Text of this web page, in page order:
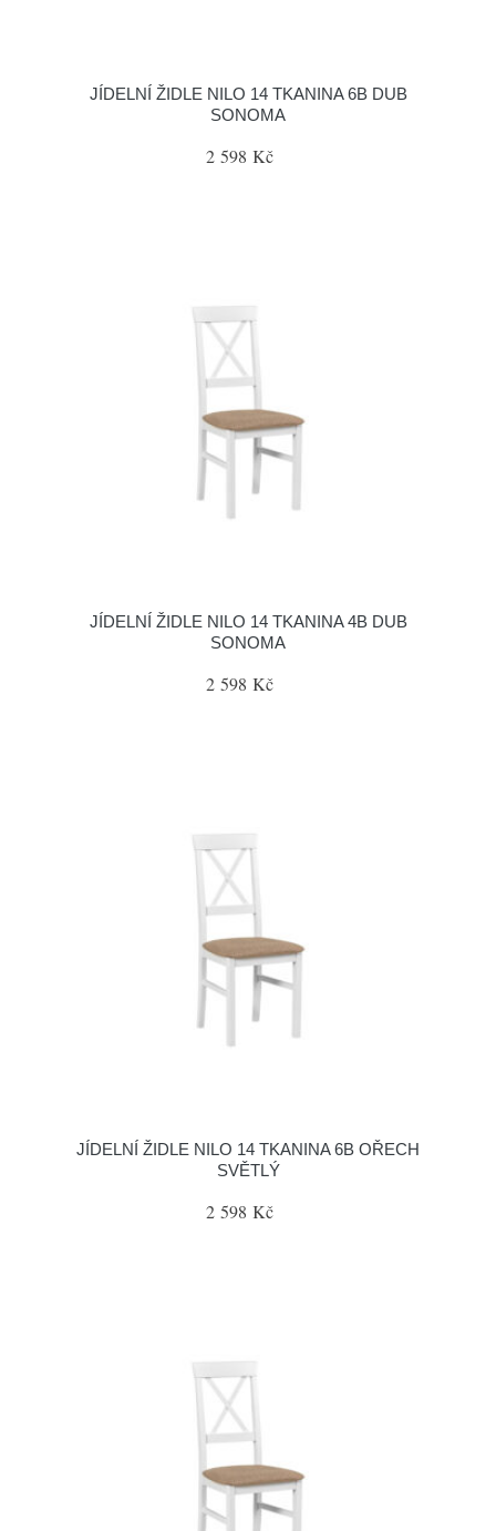
JÍDELNÍ ŽIDLE NILO 14 TKANINA 6B DUB
SONOMA
2 598 Kč
JÍDELNÍ ŽIDLE NILO 14 TKANINA 4B DUB
SONOMA
2 598 Kč
JÍDELNÍ ŽIDLE NILO 14 TKANINA 6B OŘECH
SVĚTLÝ
2 598 Kč